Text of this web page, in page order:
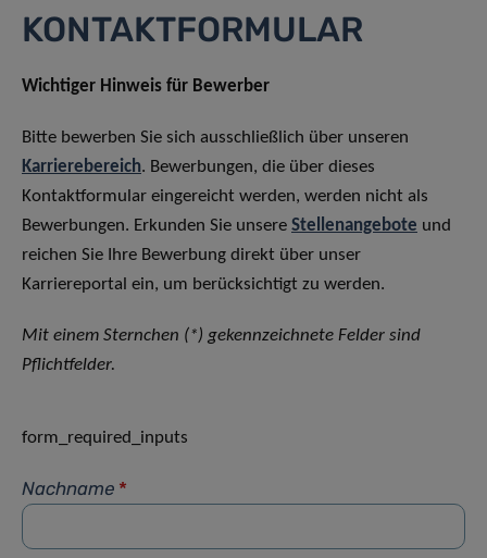
KONTAKTFORMULAR
Wichtiger Hinweis für Bewerber
Bitte bewerben Sie sich ausschließlich über unseren
Karrierebereich. Bewerbungen, die über dieses
Kontaktformular eingereicht werden, werden nicht als
Bewerbungen. Erkunden Sie unsere Stellenangebote und
reichen Sie Ihre Bewerbung direkt über unser
Karriereportal ein, um berücksichtigt zu werden.
Mit einem Sternchen (*) gekennzeichnete Felder sind
Pflichtfelder.
form_required_inputs
Nachname *